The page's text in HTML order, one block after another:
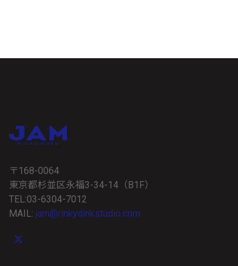
〒168-0064
東京都杉並区永福3-34-14（B1F）
TEL:03-6304-7012
MAIL: jam@rinkydinkstudio.com